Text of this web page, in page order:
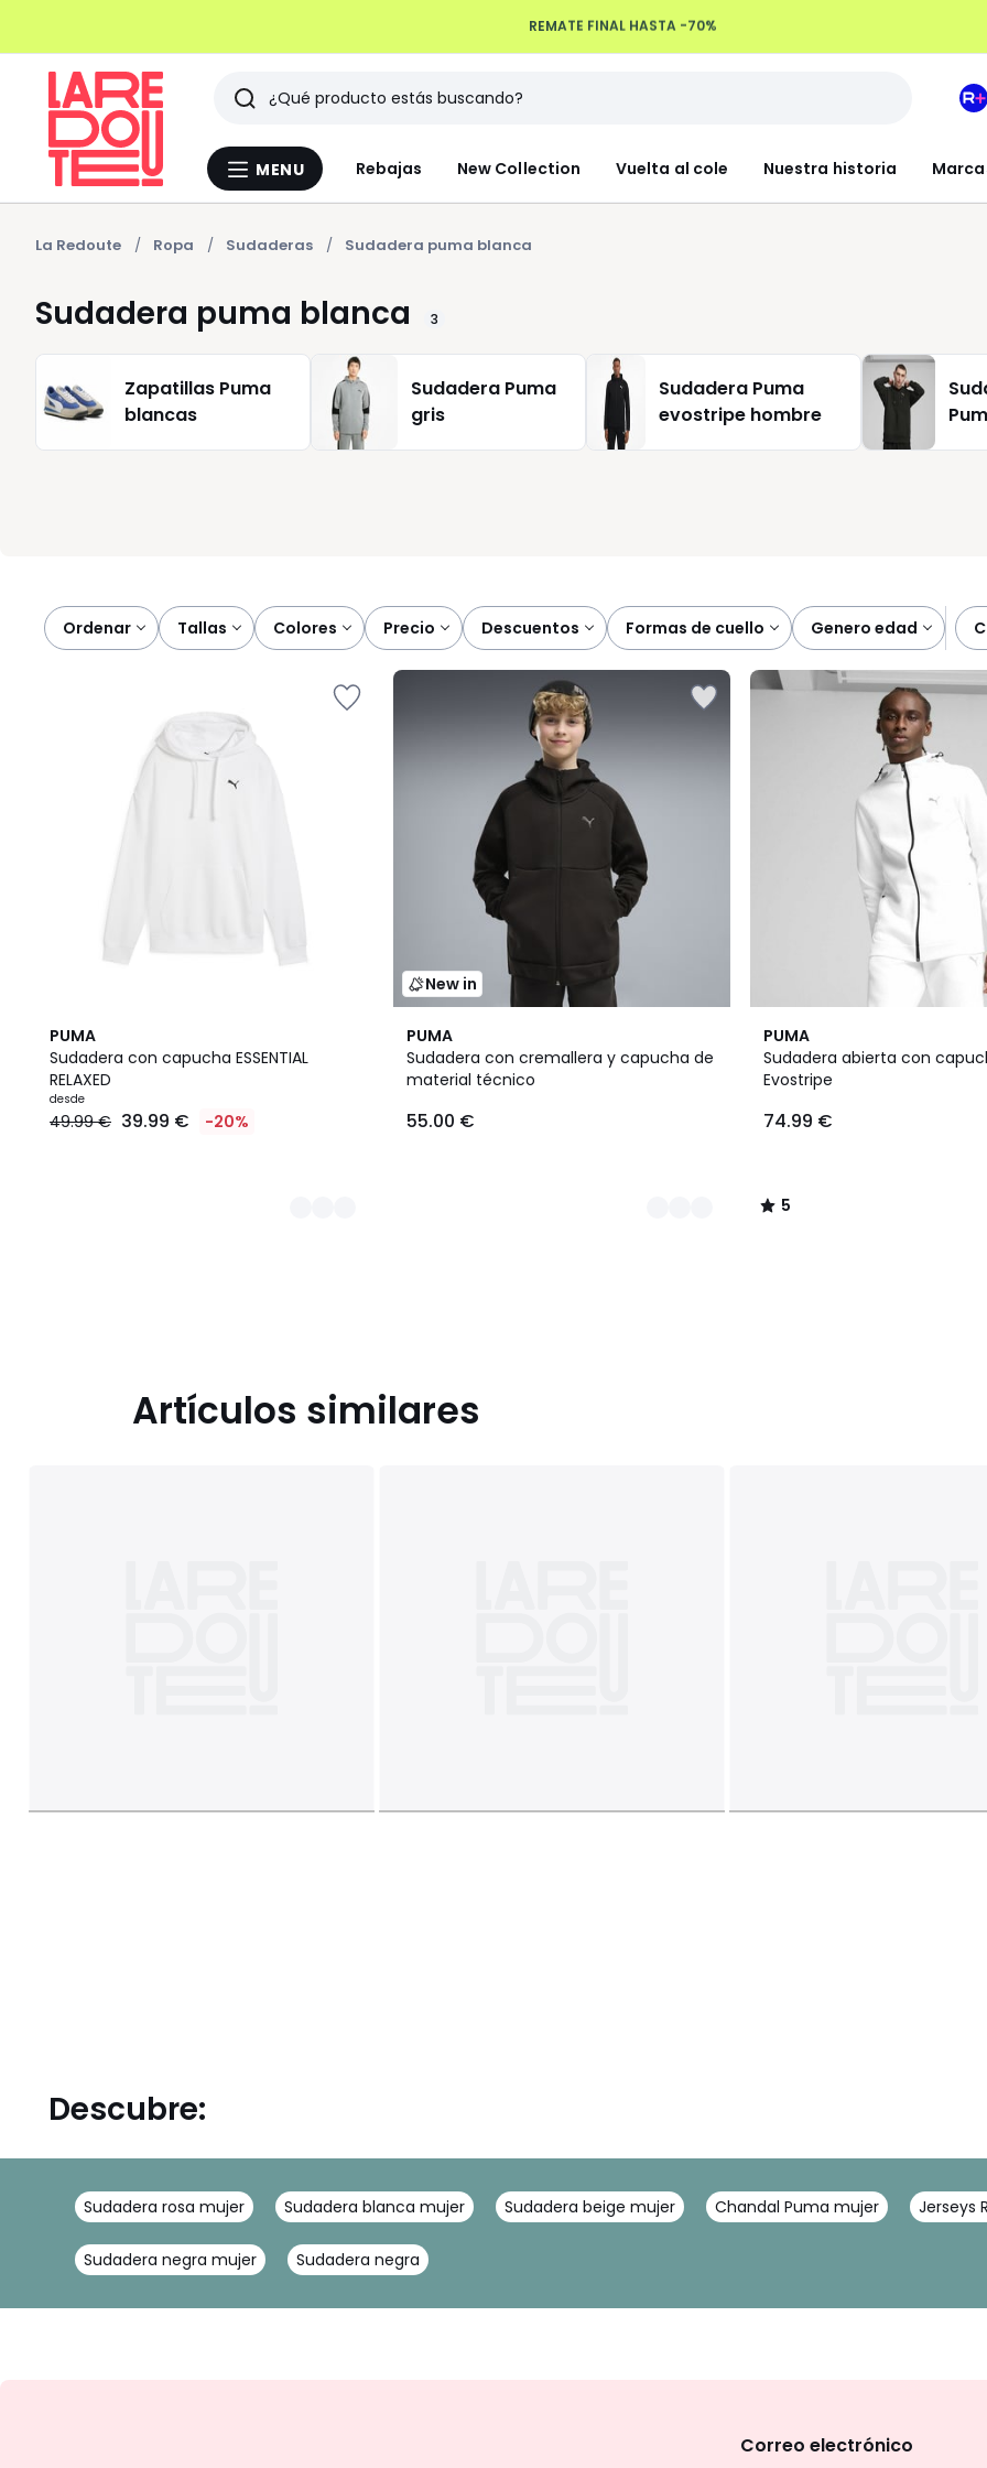
Menu
MENU Rebajas New Collection Vuelta al cole Nuestra historia
Buscar
Últimos
artículos
vistos
La Redoute Ropa Sudaderas Sudadera puma blanca
Sudadera puma blanca 3
Zapatillas Puma
blancas
Sudadera Puma
gris
Sudadera Puma
evostripe hombre
Ordenar tallas colores precio descuentos formas de cuello genero edad
PUMA
Sudadera con capucha ESSENTIAL
RELAXED
Precio
a
desde
49.99 € 39.99 € -20%
2
Colores
New in
PUMA
Sudadera con cremallera y capucha de
material técnico
55.00 €
2
Colores
PUMA
Sudadera abierta con
Evostripe
74.99 €
5
/
5
2
Colores
5
/
Artículos similares
Descubre:
Sudadera rosa mujer Sudadera blanca mujer Sudadera beige mujer Chandal Puma mujer Jerseys
Sudadera negra mujer Sudadera negra
olvides
Correo electrónico